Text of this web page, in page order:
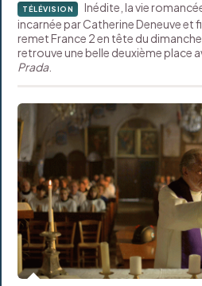
TÉLÉVISION
Inédite, la vie
incarnée par Catherine Deneuve et
remet France 2 en tête du
retrouve une belle deuxième place
Prada.